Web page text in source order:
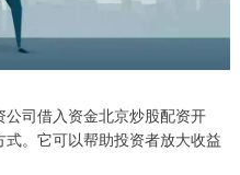
司借入资金北京炒股配资开
。它可以帮助投资者放大收益